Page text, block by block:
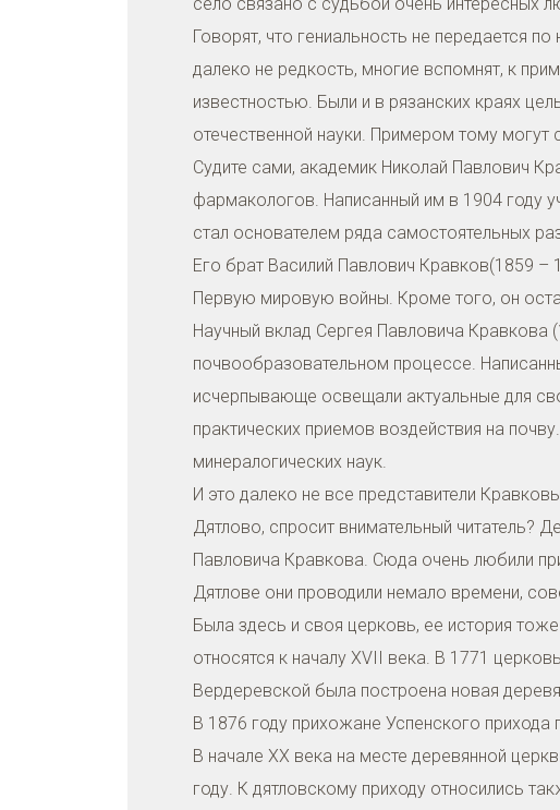
Говорят, что гениальность не передается
далеко не редкость, многие вспомнят, к
известностью. Были и в рязанских краях
отечественной науки. Примером тому
Судите сами, академик Николай Павлович
фармакологов. Написанный им в 1904 году
стал основателем ряда самостоятельных
Его брат Василий Павлович Кравков(1859
Первую мировую войны. Кроме того, он
Научный вклад Сергея Павловича Кравкова
почвообразовательном процессе.
исчерпывающе освещали актуальные для
практических приемов воздействия на
минералогических наук.
И это далеко не все представители
Дятлово, спросит внимательный читатель?
Павловича Кравкова. Сюда очень любили
Дятлове они проводили немало времени,
Была здесь и своя церковь, ее история
относятся к началу XVII века. В 1771
Вердеревской была построена новая
В 1876 году прихожане Успенского прихода
В начале ХХ века на месте деревянной
году. К дятловскому приходу относились